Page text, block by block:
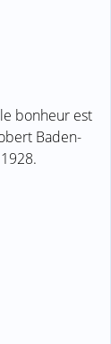
bonheur est
Baden-